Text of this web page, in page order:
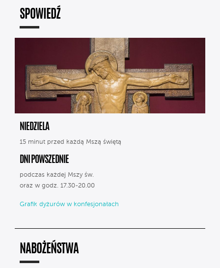
SPOWIEDŹ
NIEDZIELA
15 minut przed każdą Mszą świętą
DNI POWSZEDNIE
podczas każdej Mszy św.
oraz w godz. 17.30-20.00
Grafik dyżurów w konfesjonałach
NABOŻEŃSTWA